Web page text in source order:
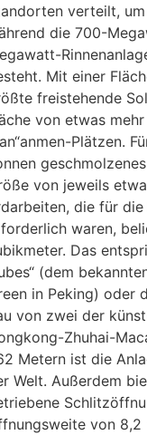
verteilt,
die 700-
Mit einer
freistehende
von etwas
Plätzen.
von jeweils
die für
waren,
Das
(dem
in Peking) oder
von zwei der
Zhuhai-
Metern ist die
Welt. Außerdem
von